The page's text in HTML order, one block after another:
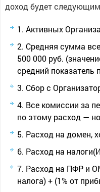
доход будет
Активных
Средняя сумма
500 000 руб.
средний показатель
Сбор с
Все комиссии за
по этому расход —
Расход на домен,
Расход на
Расход на ПФР и
налога) + (1% от